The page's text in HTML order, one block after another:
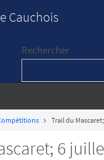
Cauchois
Rechercher
Trail du
6